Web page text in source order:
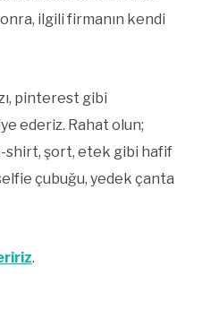
ilgili firmanın kendi
pinterest gibi
ederiz. Rahat olun;
shirt, şort, etek gibi hafif
çubuğu, yedek çanta
.